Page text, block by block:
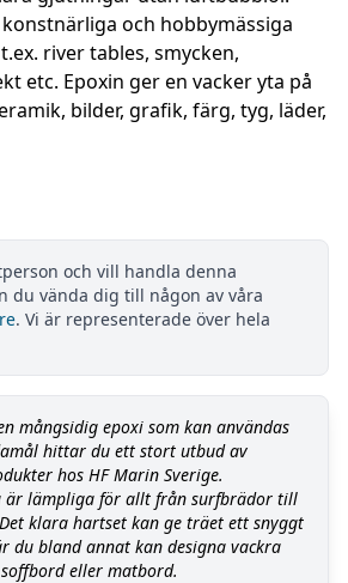
och hobbymässiga
river tables, smycken,
etc. Epoxin ger en vacker yta på
bilder, grafik, färg, tyg, läder,
och vill handla denna
du vända dig till någon av våra
. Vi är representerade över hela
mångsidig epoxi som kan användas
hittar du ett stort utbud av
hos HF Marin Sverige.
är lämpliga för allt från surfbrädor till
klara hartset kan ge träet ett snyggt
du bland annat kan designa vackra
eller matbord.